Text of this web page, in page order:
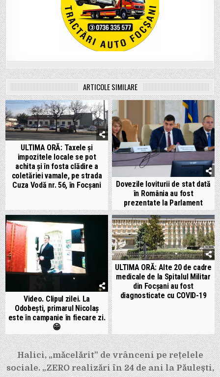
ARTICOLE SIMILARE
ULTIMA ORĂ: Taxele și
impozitele locale se pot
achita și în fosta clădire a
coletăriei vamale, pe strada
Cuza Vodă nr. 56, în Focșani
Dovezile loviturii de stat dată
în România au fost
prezentate la Parlament
Video. Clipul zilei. La
Odobești, primarul Nicolaș
este în campanie în fiecare zi.
😁
ULTIMA ORĂ: Alte 20 de cadre
medicale de la Spitalul Militar
din Focșani au fost
diagnosticate cu COVID-19
Navigare
în
Halici, „măcelărit” de vrânceni pe rețelele
sociale. „ZERO realizări în 24 de ani la Păulești,